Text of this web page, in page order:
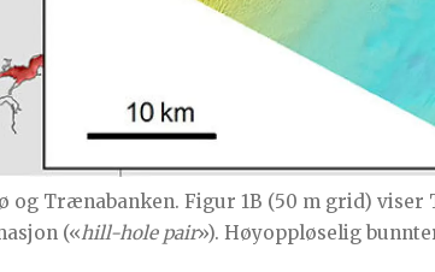
Trænabanken. Figur 1B (50 m grid)
(«hill-hole pair»). Høyoppløselig